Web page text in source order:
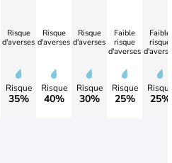
Risque
d'averses
Risque
35%
Risque
d'averses
Risque
40%
Risque
d'averses
Risque
30%
Faible
risque
d'averses
Risque
25%
Faible
risque
25%